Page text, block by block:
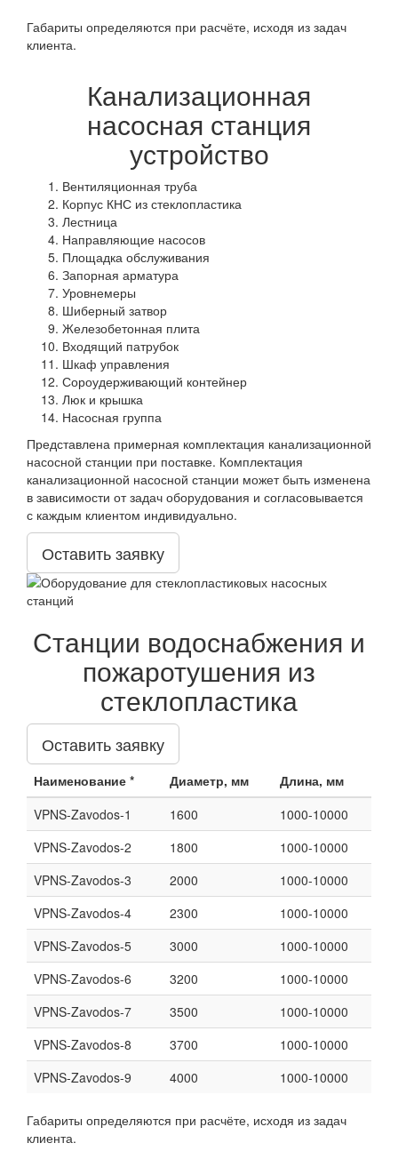
Габариты определяются при расчёте, исходя из задач
клиента.
Канализационная
насосная станция
устройство
Вентиляционная труба
Корпус КНС из стеклопластика
Лестница
Направляющие насосов
Площадка обслуживания
Запорная арматура
Уровнемеры
Шиберный затвор
Железобетонная плита
Входящий патрубок
Шкаф управления
Сороудерживающий контейнер
Люк и крышка
Насосная группа
Представлена примерная комплектация канализационной
насосной станции при поставке. Комплектация
канализационной насосной станции может быть изменена
в зависимости от задач оборудования и согласовывается
с каждым клиентом индивидуально.
Оставить заявку
Станции водоснабжения и
пожаротушения из
стеклопластика
Оставить заявку
Наименование * Диаметр, мм
Длина, мм
VPNS-Zavodos-1
1600
1000-10000
VPNS-Zavodos-2
1800
1000-10000
VPNS-Zavodos-3
2000
1000-10000
VPNS-Zavodos-4
2300
1000-10000
VPNS-Zavodos-5
3000
1000-10000
VPNS-Zavodos-6
3200
1000-10000
VPNS-Zavodos-7
3500
1000-10000
VPNS-Zavodos-8
3700
1000-10000
VPNS-Zavodos-9
4000 1000-10000
Габариты определяются при расчёте, исходя из задач
клиента.